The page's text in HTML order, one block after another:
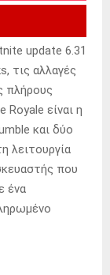
update 6.31
τις αλλαγές
πλήρους
είναι η
και δύο
λειτουργία
που
ένα